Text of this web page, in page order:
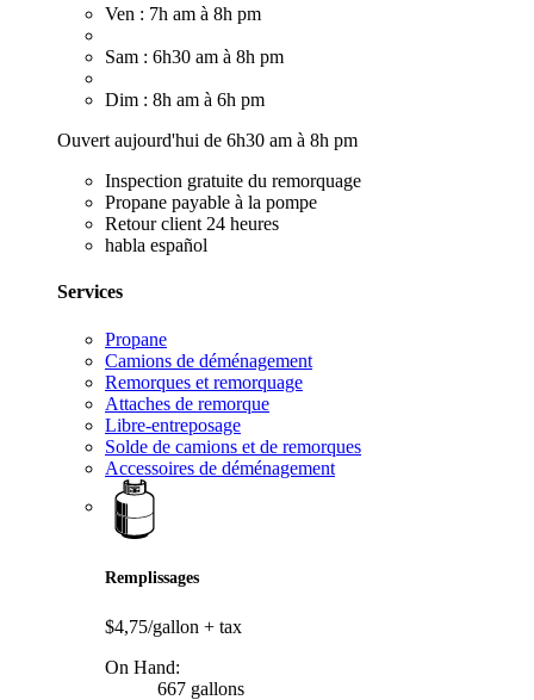
Ven : 7h am à 8h pm
Sam : 6h30 am à 8h pm
Dim : 8h am à 6h pm
Ouvert aujourd'hui de 6h30 am à 8h pm
Inspection gratuite du remorquage
Propane payable à la pompe
Retour client 24 heures
habla español
Services
Propane
Camions de déménagement
Remorques et remorquage
Attaches de remorque
Libre-entreposage
Solde de camions et de remorques
Accessoires de déménagement
Remplissages
$4,75/gallon + tax
On Hand:
667 gallons